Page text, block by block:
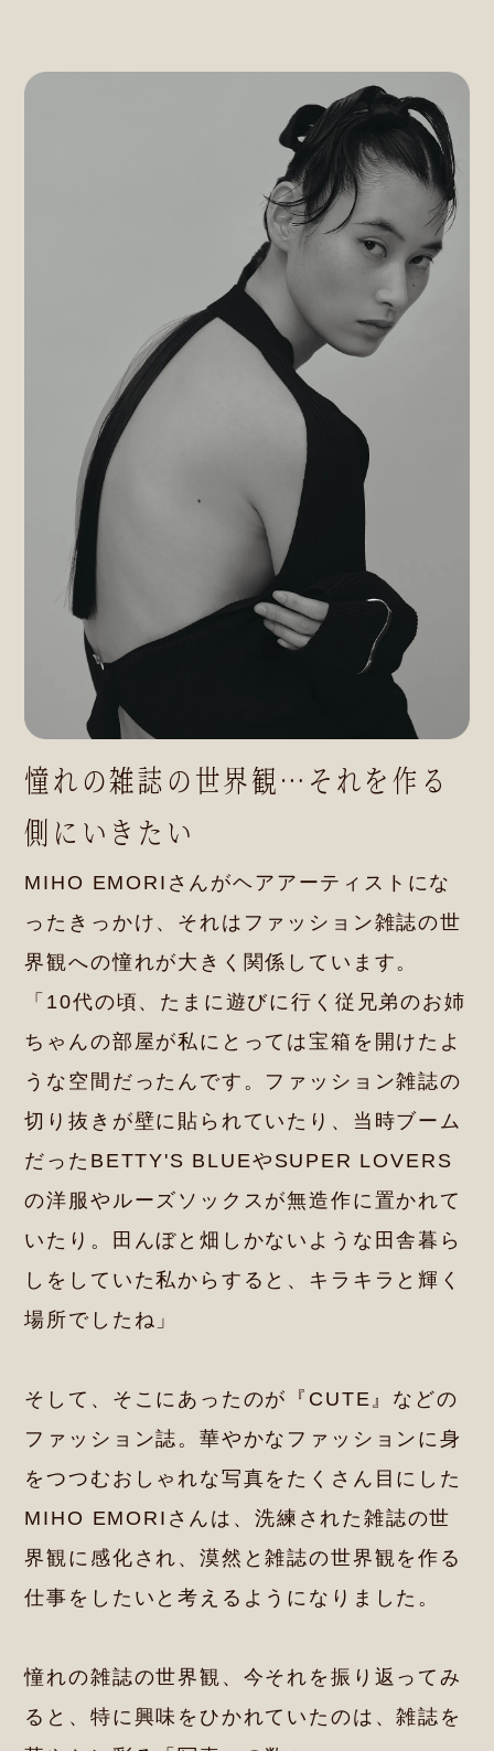
憧れの雑誌の世界観…それを作る
側にいきたい
MIHO EMORIさんがヘアアーティストにな
ったきっかけ、それはファッション雑誌の世
界観への憧れが大きく関係しています。
「10代の頃、たまに遊びに行く従兄弟のお姉
ちゃんの部屋が私にとっては宝箱を開けたよ
うな空間だったんです。ファッション雑誌の
切り抜きが壁に貼られていたり、当時ブーム
だったBETTY'S BLUEやSUPER LOVERS
の洋服やルーズソックスが無造作に置かれて
いたり。田んぼと畑しかないような田舎暮ら
しをしていた私からすると、キラキラと輝く
場所でしたね」
そして、そこにあったのが『CUTE』などの
ファッション誌。華やかなファッションに身
をつつむおしゃれな写真をたくさん目にした
MIHO EMORIさんは、洗練された雑誌の世
界観に感化され、漠然と雑誌の世界観を作る
仕事をしたいと考えるようになりました。
憧れの雑誌の世界観、今それを振り返ってみ
ると、特に興味をひかれていたのは、雑誌を